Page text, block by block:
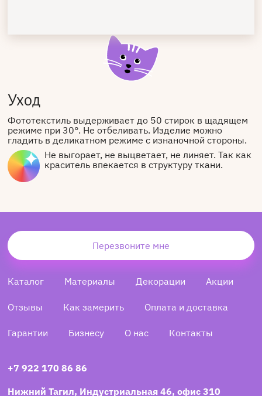
Уход
Фототекстиль выдерживает до 50 стирок в щадящем
режиме при 30°. Не отбеливать. Изделие можно
гладить в деликатном режиме с изнаночной стороны.
Не выгорает, не выцветает, не линяет. Так как
краситель впекается в структуру ткани.
Перезвоните мне
Каталог Материалы Декорации Акции
Отзывы Как замерить Оплата и доставка
Гарантии Бизнесу О нас Контакты
+7 922 170 86 86
Нижний Тагил, Индустриальная 46, офис 310